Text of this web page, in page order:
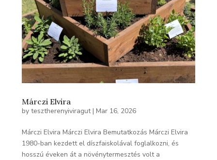
Márczi Elvira
by tesztherenyiviragut| Mar 16, 2026
Márczi Elvira Márczi Elvira Bemutatkozás Márczi Elvira
1980-ban kezdett el díszfaiskolával foglalkozni, és
hosszú éveken át a növénytermesztés volt a